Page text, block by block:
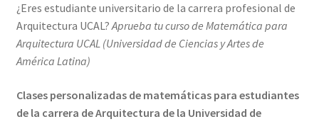
¿Eres estudiante universitario de la carrera profesional de
Arquitectura UCAL?Aprueba tu curso de Matemática para
Arquitectura UCAL (Universidad de Ciencias y Artes de
América Latina)
Clases personalizadas de matemáticas para estudiantes
de la carrera de Arquitectura de la Universidad de